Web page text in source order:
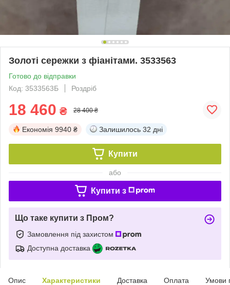
Золоті сережки з фіанітами. 3533563
Готово до відправки
Код: 3533563Б
Роздріб
18 460 ₴ 28 400 ₴
Економія 9940 ₴ Залишилось 32 дні
Купити
або
Купити з
Що таке купити з Пром?
Замовлення під захистом
Доступна доставка
Опис Характеристики Доставка Оплата Умови